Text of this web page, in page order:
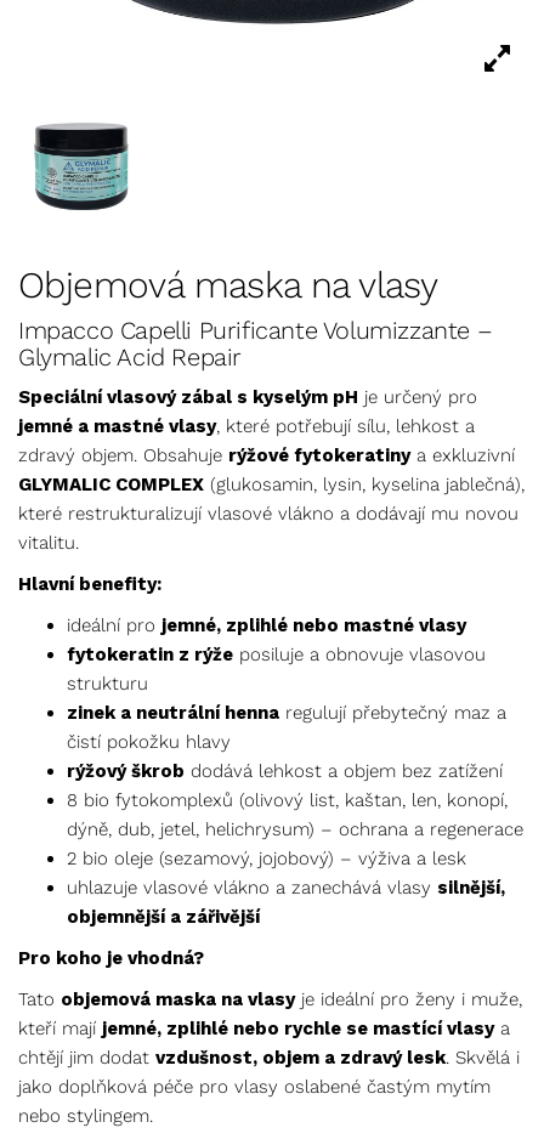
Objemová maska na vlasy
Impacco Capelli Purificante Volumizzante –
Glymalic Acid Repair
Speciální vlasový zábal s kyselým pH je určený pro
jemné a mastné vlasy, které potřebují sílu, lehkost a
zdravý objem. Obsahuje rýžové fytokeratinya exkluzivní
GLYMALIC COMPLEX (glukosamin, lysin, kyselina jablečná),
které restrukturalizují vlasové vlákno a dodávají mu novou
vitalitu.
Hlavní benefity:
ideální pro jemné, zplihlé nebo mastné vlasy
fytokeratin z rýže posiluje a obnovuje vlasovou
strukturu
zinek a neutrální henna regulují přebytečný maz a
čistí pokožku hlavy
rýžový škrob dodává lehkost a objem bez zatížení
8 bio fytokomplexů (olivový list, kaštan, len, konopí,
dýně, dub, jetel, helichrysum) – ochrana a regenerace
2 bio oleje (sezamový, jojobový) – výživa a lesk
uhlazuje vlasové vlákno a zanechává vlasy silnější,
objemnější a zářivější
Pro koho je vhodná?
Tato objemová maska na vlasyje ideální pro ženy i muže,
kteří mají jemné, zplihlé nebo rychle se mastící vlasya
chtějí jim dodat vzdušnost, objem a zdravý lesk. Skvělá i
jako doplňková péče pro vlasy oslabené častým mytím
nebo stylingem.